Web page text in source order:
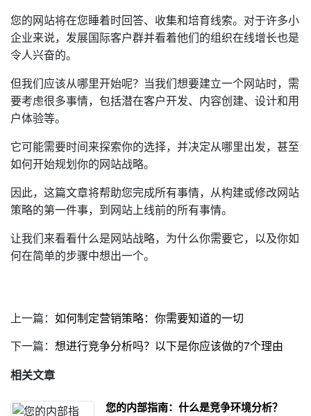
您的网站将在您睡着时回答、收集和培育线索。对于许多小
企业来说，发展国际客户群并看着他们的组织在线增长也是
令人兴奋的。
但我们应该从哪里开始呢？当我们想要建立一个网站时，需
要考虑很多事情，包括潜在客户开发、内容创建、设计和用
户体验等。
它可能需要时间来探索你的选择，并决定从哪里出发，甚至
如何开始规划你的网站战略。
因此，这篇文章将帮助您完成所有事情，从构建或修改网站
策略的第一件事，到网站上线前的所有事情。
让我们来看看什么是网站战略，为什么你需要它，以及你如
何在简单的步骤中想出一个。
上一篇： 如何制定营销策略：你需要知道的一切
下一篇： 想进行竞争分析吗？以下是你应该做的7个理由
相关文章
您的内部指南：什么是竞争环境分析？